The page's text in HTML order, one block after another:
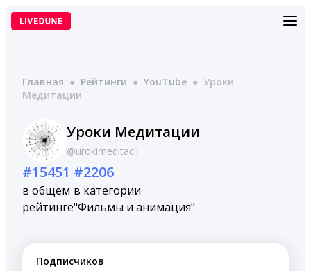
Перейти
Главная ● Рейтинги ● YouTube ● Уроки
Медитации
Уроки Медитации
@urokimeditacii
#15451
в общем
рейтинге
#2206
в категории
"Фильмы и анимация"
Подписчиков